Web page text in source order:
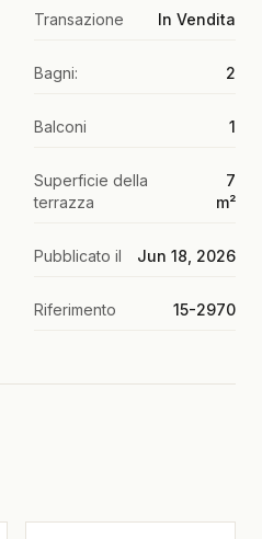
Transazione In Vendita
Bagni: 2
Balconi 1
Superficie della
terrazza
7
m²
Pubblicato il Jun 18, 2026
Riferimento 15-2970